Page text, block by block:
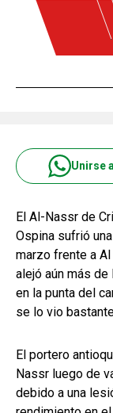
Unirse
El Al-Nassr de
Ospina sufrió
marzo frente a
alejó aún más
en la punta del
se lo vio
El portero
Nassr luego de
debido a una